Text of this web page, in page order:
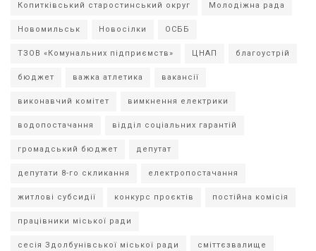
Копитківський старостинський округ Молодіжна рада
Новомильськ Новосілки ОСББ
ТЗОВ «Комунальних підприємств» ЦНАП благоустрій
бюджет важка атлетика вакансії
виконавчий комітет вимкнення електрики
водопостачання відділ соціальних гарантій
громадський бюджет депутат
депутати 8-го скликання електропостачання
житлові субсидії конкурс проєктів постійна комісія
працівники міської ради
сесія Здолбунівської міської ради сміттєзвалище